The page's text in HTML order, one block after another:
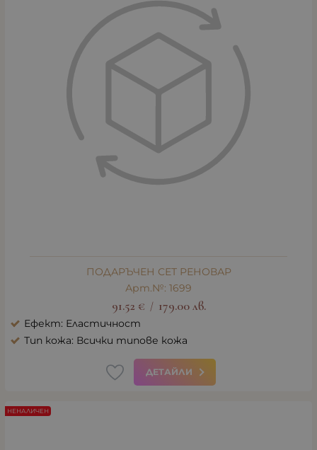
ПОДАРЪЧЕН СЕТ РЕНОВАР
Арт.№: 1699
91.52 € / 179.00 лв.
Ефект: Еластичност
Тип кожа: Всички типове кожа
ДЕТАЙЛИ
НЕНАЛИЧЕН